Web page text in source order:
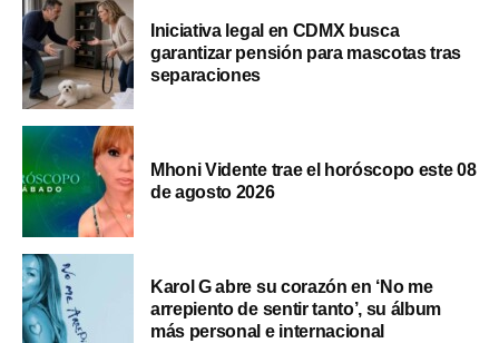
Iniciativa legal en CDMX busca
garantizar pensión para mascotas tras
separaciones
Mhoni Vidente trae el horóscopo este 08
de agosto 2026
Karol G abre su corazón en ‘No me
arrepiento de sentir tanto’, su álbum
más personal e internacional